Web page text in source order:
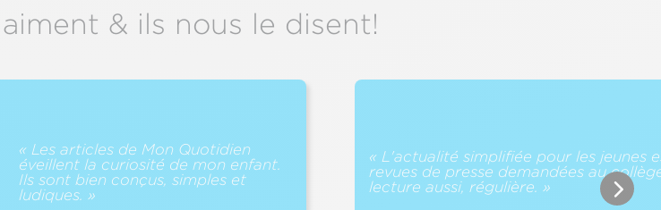
& ils nous le disent!
« Les articles de Mon Quotidien
éveillent la curiosité de mon enfant.
Ils sont bien conçus, simples et
ludiques. »
« L'actualité simplifiée pour les jeunes
revues de presse demandées au
lecture aussi, régulière. »